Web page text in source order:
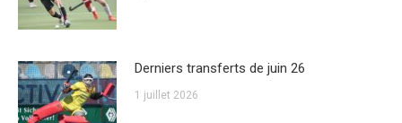
Derniers transferts de juin 26
1 juillet 2026